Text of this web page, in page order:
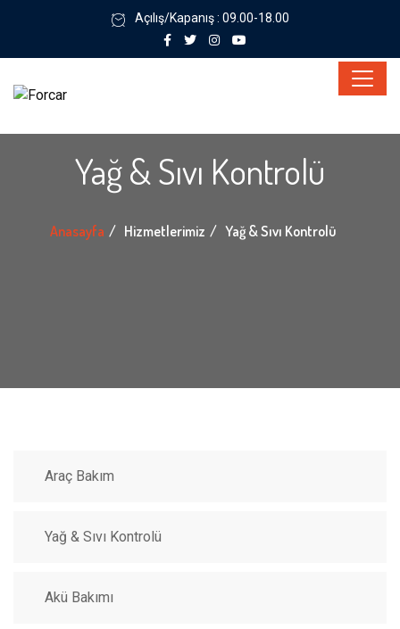
Açılış/Kapanış : 09.00-18.00
Yağ & Sıvı Kontrolü
Anasayfa Hizmetlerimiz Yağ & Sıvı Kontrolü
Araç Bakım
Yağ & Sıvı Kontrolü
Akü Bakımı